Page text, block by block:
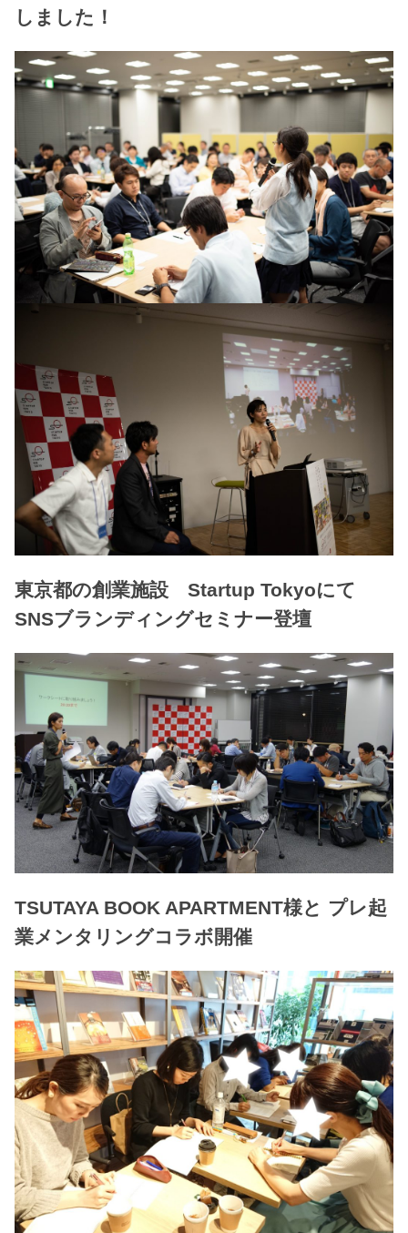
しました！
東京都の創業施設 Startup Tokyoにて
SNSブランディングセミナー登壇
TSUTAYA BOOK APARTMENT様と プレ起
業メンタリングコラボ開催